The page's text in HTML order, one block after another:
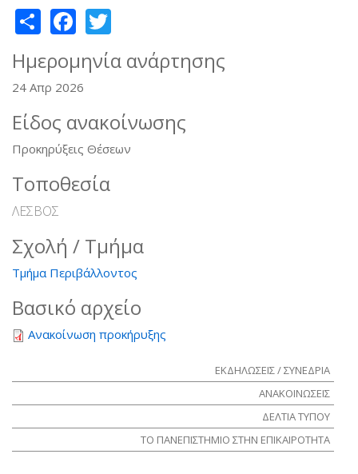
ShareFacebook
Ημερομηνία ανάρτησης
24 Απρ 2026
Είδος ανακοίνωσης
Προκηρύξεις Θέσεων
Τοποθεσία
ΛΕΣΒΟΣ
Σχολή / Τμήμα
Τμήμα Περιβάλλοντος
Βασικό αρχείο
Ανακοίνωση προκήρυξης
ΕΚΔΗΛΩΣΕΙΣ / ΣΥΝΕΔΡΙΑ
ΑΝΑΚΟΙΝΩΣΕΙΣ
ΔΕΛΤΙΑ ΤΥΠΟΥ
ΤΟ ΠΑΝΕΠΙΣΤΗΜΙΟ ΣΤΗΝ ΕΠΙΚΑΙΡΟΤΗΤΑ